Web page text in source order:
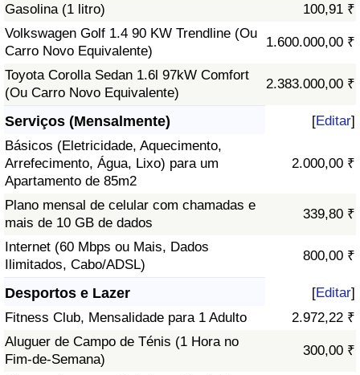
Gasolina (1 litro)
100,91 ₹
Volkswagen Golf 1.4 90 KW Trendline (Ou
Carro Novo Equivalente)
1.600.000,00 ₹
Toyota Corolla Sedan 1.6l 97kW Comfort
(Ou Carro Novo Equivalente)
2.383.000,00 ₹
Serviços (Mensalmente) [Editar]
Básicos (Eletricidade, Aquecimento,
Arrefecimento, Água, Lixo) para um
Apartamento de 85m2
2.000,00 ₹
Plano mensal de celular com chamadas e
mais de 10 GB de dados
339,80 ₹
Internet (60 Mbps ou Mais, Dados
Ilimitados, Cabo/ADSL)
800,00 ₹
Desportos e Lazer [Editar]
Fitness Club, Mensalidade para 1 Adulto
2.972,22 ₹
Aluguer de Campo de Ténis (1 Hora no
Fim-de-Semana)
300,00 ₹